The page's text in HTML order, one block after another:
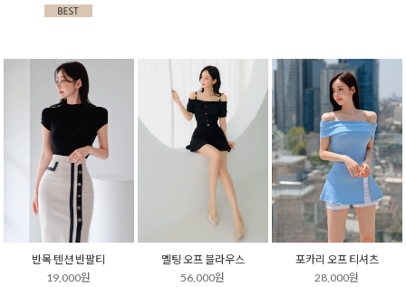
반목 텐션 반팔티
19,000원
멜팅 오프 블라우스
56,000원
포카리 오프 티셔츠
28,000원